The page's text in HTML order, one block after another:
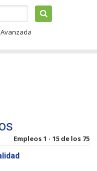
Empleos 1 - 15 de los 75